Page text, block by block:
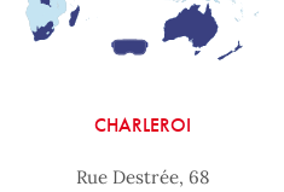
CHARLEROI
Rue Destrée, 68